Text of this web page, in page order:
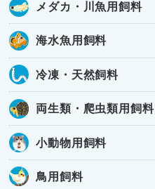
メダカ・川魚用飼料
海水魚用飼料
冷凍・天然飼料
両生類・爬虫類用飼料
小動物用飼料
鳥用飼料